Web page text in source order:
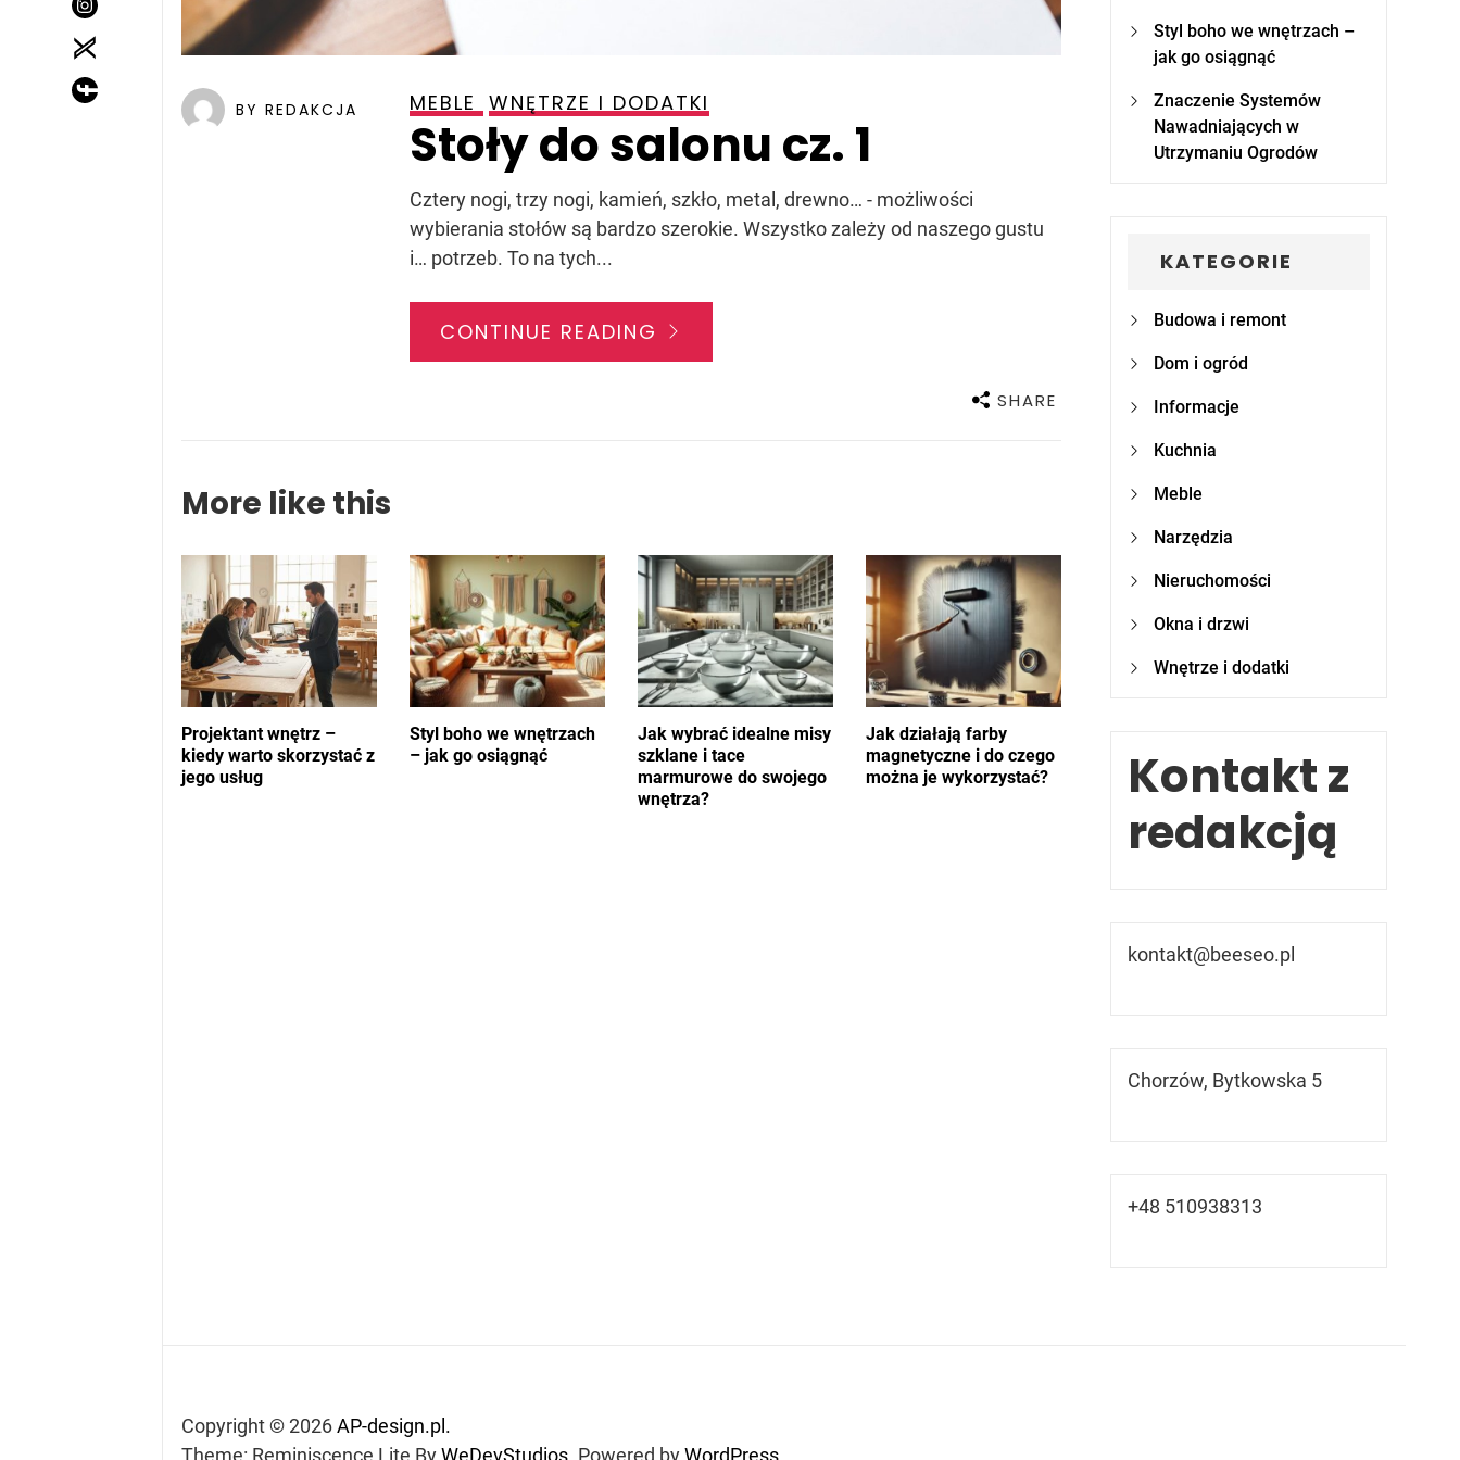
BY REDAKCJA MEBLE WNĘTRZE I DODATKI
Stoły do salonu cz. 1
Cztery nogi, trzy nogi, kamień, szkło, metal, drewno… - możliwości
wybierania stołów są bardzo szerokie. Wszystko zależy od naszego gustu
i… potrzeb. To na tych...
CONTINUE READING
SHARE
More like this
Projektant wnętrz –
kiedy warto skorzystać z
jego usług
Styl boho we wnętrzach
– jak go osiągnąć
Jak wybrać idealne misy
szklane i tace
marmurowe do swojego
wnętrza?
Jak działają farby
magnetyczne i do czego
można je wykorzystać?
Styl boho we wnętrzach –
jak go osiągnąć
Znaczenie Systemów
Nawadniających w
Utrzymaniu Ogrodów
KATEGORIE
Budowa i remont
Dom i ogród
Informacje
Kuchnia
Meble
Narzędzia
Nieruchomości
Okna i drzwi
Wnętrze i dodatki
Kontakt z
redakcją
kontakt@beeseo.pl
Chorzów, Bytkowska 5
+48 510938313
Copyright © 2026AP-design.pl.
Theme: Reminiscence Lite ByWeDevStudios. Powered byWordPress.